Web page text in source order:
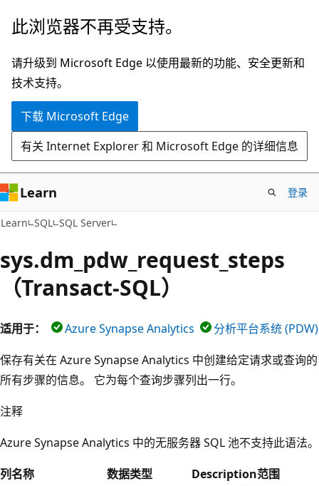
跳
主
要
内
此浏览器不再受支持。
请升级到 Microsoft Edge 以使用最新的功能、安全更新和
技术支持。
下载 Microsoft Edge
有关 Internet Explorer 和 Microsoft Edge 的详细信息
Learn 登录
Learn SQL SQL Server
sys.dm_pdw_request_steps
（Transact-SQL）
适用于： Azure Synapse Analytics
分析平台系统 (PDW)
保存有关在 Azure Synapse Analytics 中创建给定请求或查询的
所有步骤的信息。 它为每个查询步骤列出一行。
注释
Azure Synapse Analytics 中的无服务器 SQL 池不支持此语法。
列名称
数据类型 Description范围